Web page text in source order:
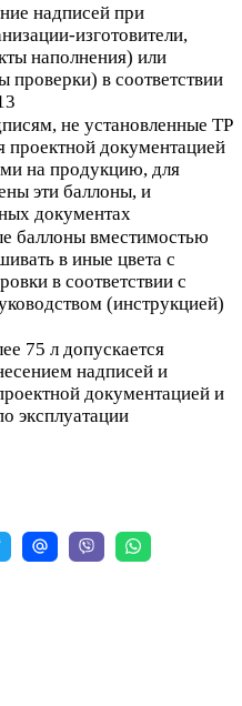
надписей при
изготовители,
наполнения) или
проверки) в соответствии
не установленные ТР
проектной документацией
на продукцию, для
эти баллоны, и
документах
баллоны вместимостью
в иные цвета с
в соответствии с
(инструкцией)
75 л допускается
надписей и
документацией и
эксплуатации